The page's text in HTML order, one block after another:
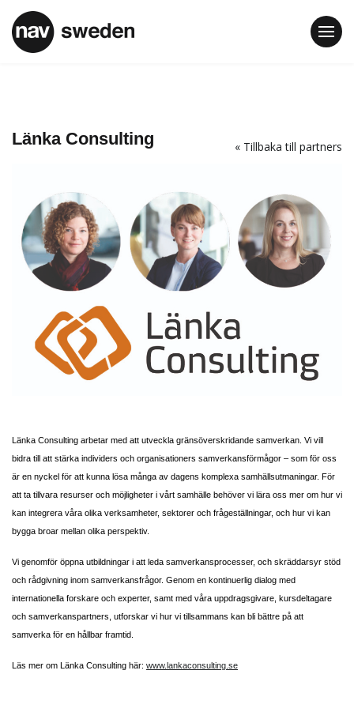
« Tillbaka till partners
Länka Consulting
Länka Consulting arbetar med att utveckla gränsöverskridande samverkan. Vi vill
bidra till att stärka individers och organisationers samverkansförmågor – som för oss
är en nyckel för att kunna lösa många av dagens komplexa samhällsutmaningar. För
att ta tillvara resurser och möjligheter i vårt samhälle behöver vi lära oss mer om hur vi
kan integrera våra olika verksamheter, sektorer och frågeställningar, och hur vi kan
bygga broar mellan olika perspektiv.
Vi genomför öppna utbildningar i att leda samverkansprocesser, och skräddarsyr stöd
och rådgivning inom samverkansfrågor. Genom en kontinuerlig dialog med
internationella forskare och experter, samt med våra uppdragsgivare, kursdeltagare
och samverkanspartners, utforskar vi hur vi tillsammans kan bli bättre på att
samverka för en hållbar framtid.
Läs mer om Länka Consulting här: www.lankaconsulting.se